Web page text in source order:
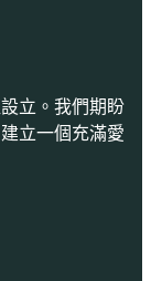
立。我們期盼
立一個充滿愛